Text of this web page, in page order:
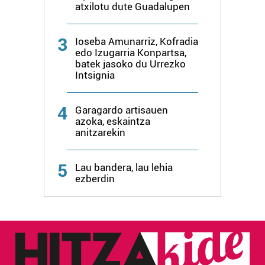
atxilotu dute Guadalupen
3
Ioseba Amunarriz, Kofradia
edo Izugarria Konpartsa,
batek jasoko du Urrezko
Intsignia
4
Garagardo artisauen
azoka, eskaintza
anitzarekin
5
Lau bandera, lau lehia
ezberdin